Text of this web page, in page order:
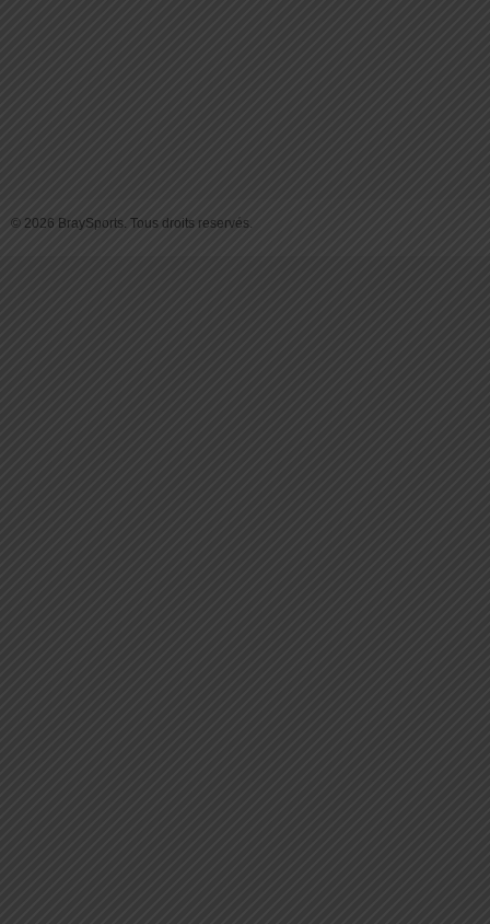
© 2026 BraySports. Tous droits reservés.